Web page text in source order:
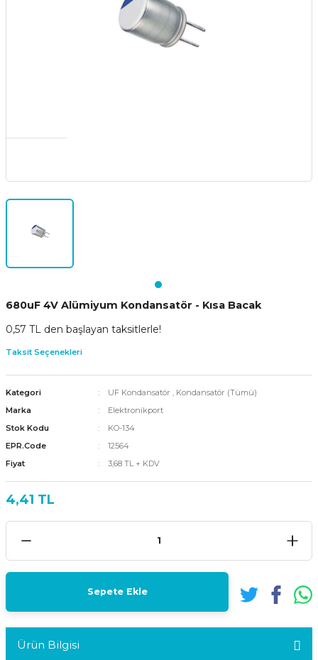
680uF 4V Alümiyum Kondansatör - Kısa Bacak
0,57 TL den başlayan taksitlerle!
Taksit Seçenekleri
Kategori UF Kondansatör , Kondansatör (Tümü)
Marka
Elektronikport
Stok Kodu
KO-134
EPR.Code
12564
Fiyat
3,68 TL + KDV
4,41 TL
Sepete Ekle
Ürün Bilgisi